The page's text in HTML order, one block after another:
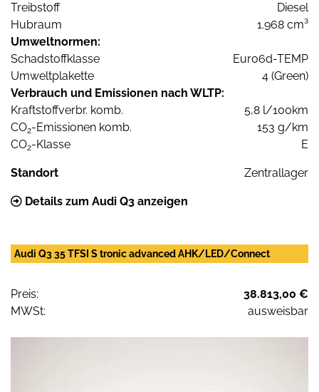
Treibstoff
Diesel
Hubraum
1.968 cm³
Umweltnormen:
Schadstoffklasse
Euro6d-TEMP
Umweltplakette
4 (Green)
Verbrauch und Emissionen nach WLTP:
Kraftstoffverbr. komb.
5,8 l/100km
CO2-Emissionen komb.
153 g/km
CO2-Klasse E
Standort Zentrallager
Details zum Audi Q3 anzeigen
Audi Q3 35 TFSI S tronic advanced AHK/LED/Connect
Preis:
38.813,00 €
MWSt:
ausweisbar